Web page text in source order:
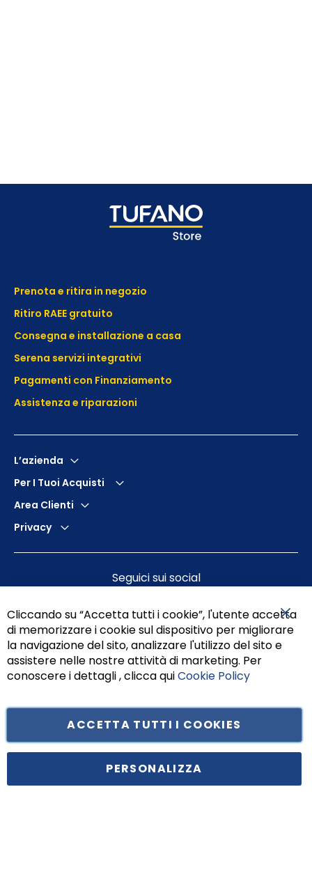
Prenota e ritira in negozio
Ritiro RAEE gratuito
Consegna e installazione a casa
Serena servizi integrativi
Pagamenti con Finanziamento
Assistenza e riparazioni
L’azienda
Per I Tuoi Acquisti
Area Clienti
Privacy
Seguici sui social
Principe di Piemonte 199, cap. 80026 Casoria (NA) - C.F. 05834470634 -
Cliccando su “Accetta tutti i cookie”, l'utente accetta
di memorizzare i cookie sul dispositivo per migliorare
la navigazione del sito, analizzare l'utilizzo del sito e
assistere nelle nostre attività di marketing. Per
conoscere i dettagli , clicca quiCookie Policy
ACCETTA TUTTI I COOKIES
PERSONALIZZA